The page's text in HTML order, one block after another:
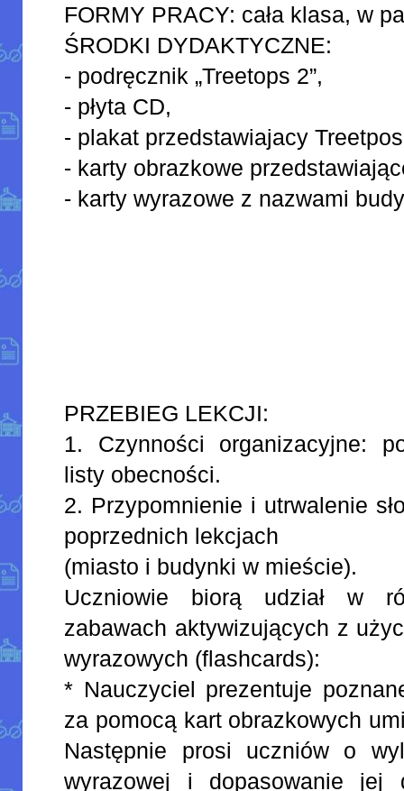
FORMY PRACY: cała klasa, w
ŚRODKI DYDAKTYCZNE:
- podręcznik „Treetops 2”,
- płyta CD,
- plakat przedstawiajacy
- karty obrazkowe
- karty wyrazowe z nazwami
PRZEBIEG LEKCJI:
1. Czynności organizacyjne:
listy obecności.
2. Przypomnienie i utrwalenie
poprzednich lekcjach
(miasto i budynki w mieście).
Uczniowie biorą udział w
zabawach aktywizujących z
wyrazowych (flashcards):
* Nauczyciel prezentuje
za pomocą kart obrazkowych
Następnie prosi uczniów o
wyrazowej i dopasowanie jej